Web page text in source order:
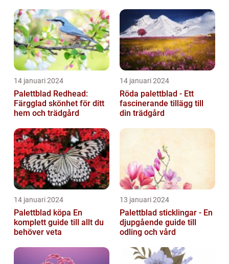
14 januari 2024
Palettblad Redhead:
Färgglad skönhet för ditt
hem och trädgård
14 januari 2024
Röda palettblad - Ett
fascinerande tillägg till
din trädgård
14 januari 2024
Palettblad köpa En
komplett guide till allt du
behöver veta
13 januari 2024
Palettblad sticklingar - En
djupgående guide till
odling och vård